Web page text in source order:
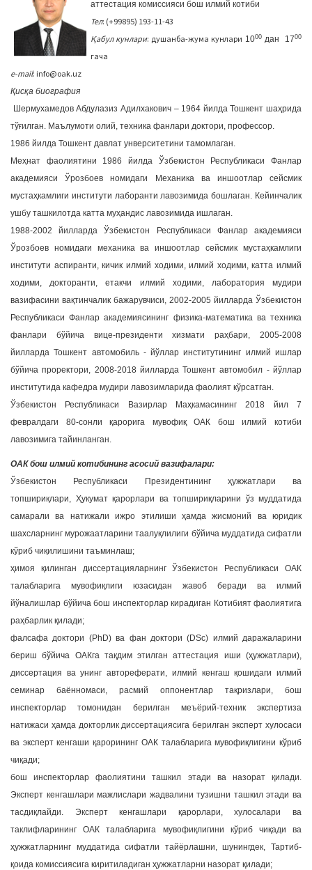
i
o
n
аттестация комиссияси бош илмий котиби
Тел: (+99895) 193-11-43
Қабул кунлари: душанба-жума кунлари 1000дан 1700
гача
e-mail: info@oak.uz
Қисқа биография
Шермухамедов Абдулазиз Адилхакович – 1964 йилда Тошкент шаҳрида
тўғилган. Маълумоти олий, техника фанлари доктори, профессор.
1986 йилда Тошкент давлат унверситетини тамомлаган.
Меҳнат фаолиятини 1986 йилда Ўзбекистон Республикаси Фанлар
академияси Ўрозбоев номидаги Механика ва иншоотлар сейсмик
мустаҳкамлиги институти лаборанти лавозимида бошлаган. Кейинчалик
ушбу ташкилотда катта муҳандис лавозимида ишлаган.
1988-2002 йилларда Ўзбекистон Республикаси Фанлар академияси
Ўрозбоев номидаги механика ва иншоотлар сейсмик мустаҳкамлиги
институти аспиранти, кичик илмий ходими, илмий ходими, катта илмий
ходими, докторанти, етакчи илмий ходими, лаборатория мудири
вазифасини вақтинчалик бажарувчиси, 2002-2005 йилларда Ўзбекистон
Республикаси Фанлар академиясининг физика-математика ва техника
фанлари бўйича вице-президенти хизмати раҳбари, 2005-2008
йилларда Тошкент автомобиль - йўллар институтининг илмий ишлар
бўйича проректори, 2008-2018 йилларда Тошкент автомобил - йўллар
институтида кафедра мудири лавозимларида фаолият кўрсатган.
Ўзбекистон Республикаси Вазирлар Маҳкамасининг 2018 йил 7
февралдаги 80-сонли қарорига мувофиқ ОАК бош илмий котиби
лавозимига тайинланган.
ОАК бош илмий котибининг асосий вазифалари:
Ўзбекистон Республикаси Президентининг ҳужжатлари ва
топшириқлари, Ҳукумат қарорлари ва топшириқларини ўз муддатида
самарали ва натижали ижро этилиши ҳамда жисмоний ва юридик
шахсларнинг мурожаатларини таалуқлилиги бўйича муддатида сифатли
кўриб чиқилишини таъминлаш;
ҳимоя қилинган диссертацияларнинг Ўзбекистон Республикаси ОАК
талабларига мувофиқлиги юзасидан жавоб беради ва илмий
йўналишлар бўйича бош инспекторлар кирадиган Котибият фаолиятига
раҳбарлик қилади;
фалсафа доктори (PhD) ва фан доктори (DSc) илмий даражаларини
бериш бўйича ОАКга тақдим этилган аттестация иши (ҳужжатлари),
диссертация ва унинг автореферати, илмий кенгаш қошидаги илмий
семинар баённомаси, расмий оппонентлар тақризлари, бош
инспекторлар томонидан берилган меъёрий-техник экспертиза
натижаси ҳамда докторлик диссертациясига берилган эксперт хулосаси
ва эксперт кенгаши қарорининг ОАК талабларига мувофиқлигини кўриб
чиқади;
бош инспекторлар фаолиятини ташкил этади ва назорат қилади.
Эксперт кенгашлари мажлислари жадвалини тузишни ташкил этади ва
тасдиқлайди. Эксперт кенгашлари қарорлари, хулосалари ва
таклифларининг ОАК талабларига мувофиқлигини кўриб чиқади ва
ҳужжатларнинг муддатида сифатли тайёрлашни, шунингдек, Тартиб-
қоида комиссиясига киритиладиган ҳужжатларни назорат қилади;